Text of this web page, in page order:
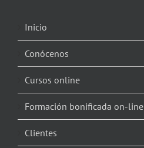
Inicio
Conócenos
Cursos online
Formación bonificada on-line
Clientes